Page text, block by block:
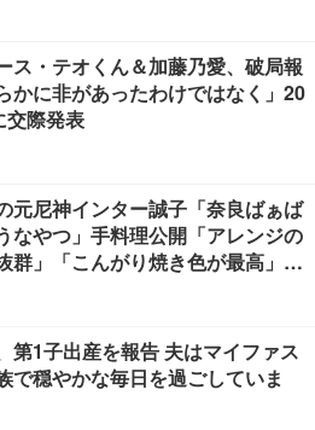
ス・テオくん＆加藤乃愛、破局報
かに非があったわけではなく」20
交際発表
元尼神インター誠子「奈良ばぁば
なやつ」手料理公開「アレンジの
群」「こんがり焼き色が最高」と
第1子出産を報告 夫はマイファス
で穏やかな毎日を過ごしていま